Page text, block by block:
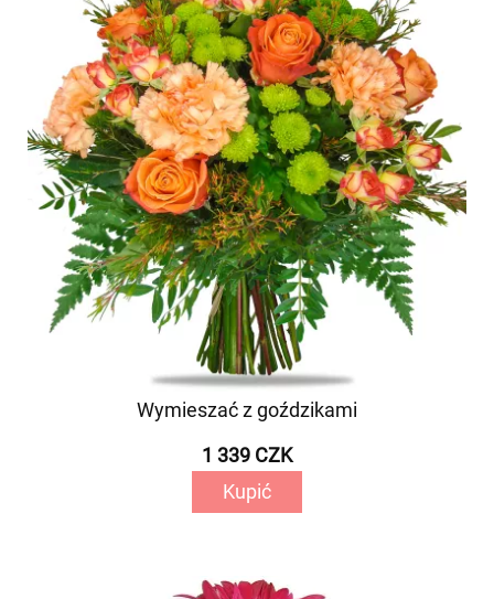
Wymieszać z goździkami
1 339 CZK
Kupić